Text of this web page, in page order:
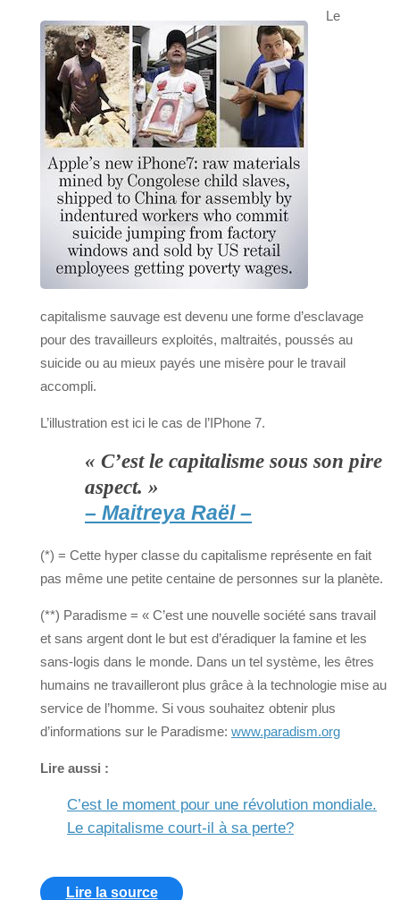
Le
capitalisme sauvage est devenu une forme d’esclavage
pour des travailleurs exploités, maltraités, poussés au
suicide ou au mieux payés une misère pour le travail
accompli.
L’illustration est ici le cas de l’IPhone 7.
« C’est le capitalisme sous son pire
aspect. »
– Maitreya Raël –
(*) = Cette hyper classe du capitalisme représente en fait
pas même une petite centaine de personnes sur la planète.
(**) Paradisme = « C’est une nouvelle société sans travail
et sans argent dont le but est d’éradiquer la famine et les
sans-logis dans le monde. Dans un tel système, les êtres
humains ne travailleront plus grâce à la technologie mise au
service de l’homme. Si vous souhaitez obtenir plus
d’informations sur le Paradisme: www.paradism.org
Lire aussi :
C’est le moment pour une révolution mondiale.
Le capitalisme court-il à sa perte?
Lire la source